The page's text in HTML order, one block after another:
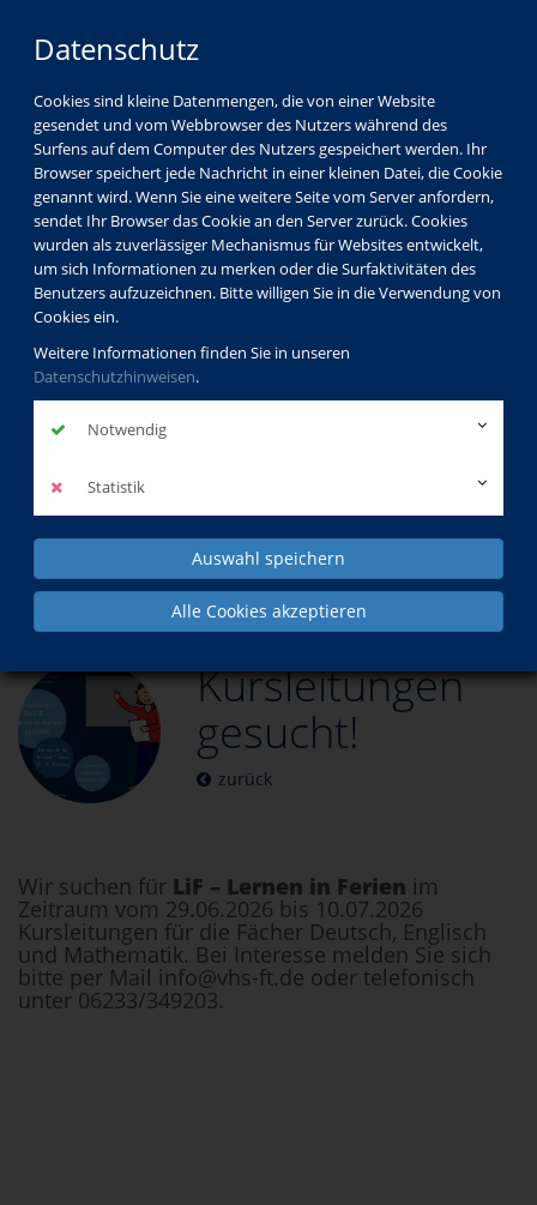
Datenschutz
Cookies sind kleine Datenmengen, die von einer Website
gesendet und vom Webbrowser des Nutzers während des
Surfens auf dem Computer des Nutzers gespeichert werden. Ihr
Browser speichert jede Nachricht in einer kleinen Datei, die Cookie
genannt wird. Wenn Sie eine weitere Seite vom Server anfordern,
sendet Ihr Browser das Cookie an den Server zurück. Cookies
wurden als zuverlässiger Mechanismus für Websites entwickelt,
um sich Informationen zu merken oder die Surfaktivitäten des
Benutzers aufzuzeichnen. Bitte willigen Sie in die Verwendung von
Cookies ein.
Weitere Informationen finden Sie in unseren
Datenschutzhinweisen.
Notwendig
Statistik
Auswahl speichern
Alle Cookies akzeptieren
Kursleitungen gesucht!
Kursleitungen
gesucht!
zurück
Wir suchen für LiF – Lernen in Ferien im
Zeitraum vom 29.06.2026 bis 10.07.2026
Kursleitungen für die Fächer Deutsch, Englisch
und Mathematik. Bei Interesse melden Sie sich
bitte per Mail info@vhs-ft.de oder telefonisch
unter 06233/349203.